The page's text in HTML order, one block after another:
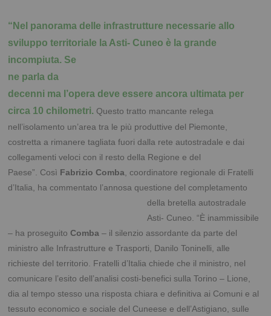
“Nel panorama delle infrastrutture necessarie allo
sviluppo territoriale la Asti- Cuneo è la grande
incompiuta. Se
ne parla da
decenni ma l’opera deve essere ancora ultimata per
circa 10 chilometri. Questo tratto mancante relega
nell’isolamento un’area tra le più produttive del Piemonte,
costretta a rimanere tagliata fuori dalla rete autostradale e dai
collegamenti veloci con il resto della Regione e del
Paese”. Così Fabrizio Comba , coordinatore regionale di Fratelli
d’Italia, ha commentato l’annosa questione del completamento
della bretella autostradale
Asti- Cuneo. “È inammissibile
– ha proseguito Comba – il silenzio assordante da parte del
ministro alle Infrastrutture e Trasporti, Danilo Toninelli, alle
richieste del territorio. Fratelli d’Italia chiede che il ministro, nel
comunicare l’esito dell’analisi costi-benefici sulla Torino – Lione,
dia al tempo stesso una risposta chiara e definitiva ai Comuni e al
tessuto economico e sociale del Cuneese e dell’Astigiano, sulle